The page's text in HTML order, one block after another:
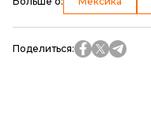
Поделиться: